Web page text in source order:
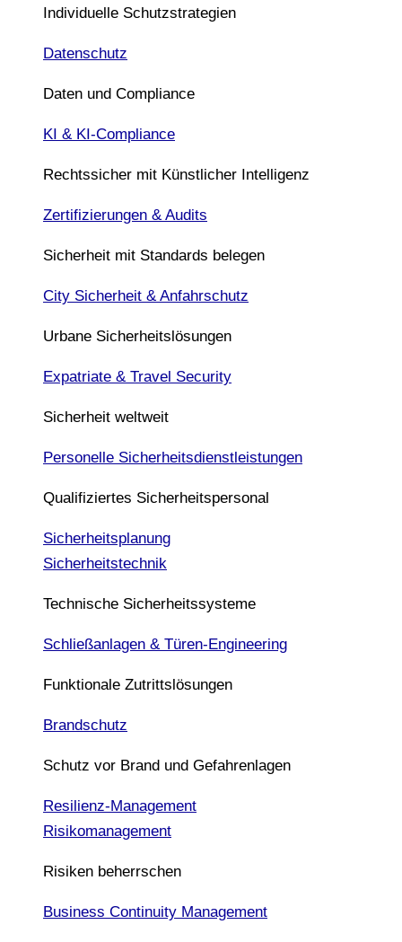
Individuelle Schutzstrategien
Datenschutz
Daten und Compliance
KI & KI-Compliance
Rechtssicher mit Künstlicher Intelligenz
Zertifizierungen & Audits
Sicherheit mit Standards belegen
City Sicherheit & Anfahrschutz
Urbane Sicherheitslösungen
Expatriate & Travel Security
Sicherheit weltweit
Personelle Sicherheitsdienstleistungen
Qualifiziertes Sicherheitspersonal
Sicherheitsplanung
Sicherheitstechnik
Technische Sicherheitssysteme
Schließanlagen & Türen-Engineering
Funktionale Zutrittslösungen
Brandschutz
Schutz vor Brand und Gefahrenlagen
Resilienz-Management
Risikomanagement
Risiken beherrschen
Business Continuity Management